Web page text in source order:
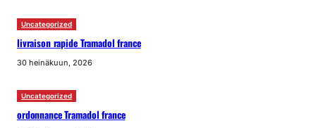
Uncategorized
livraison rapide Tramadol france
30 heinäkuun, 2026
Uncategorized
ordonnance Tramadol france